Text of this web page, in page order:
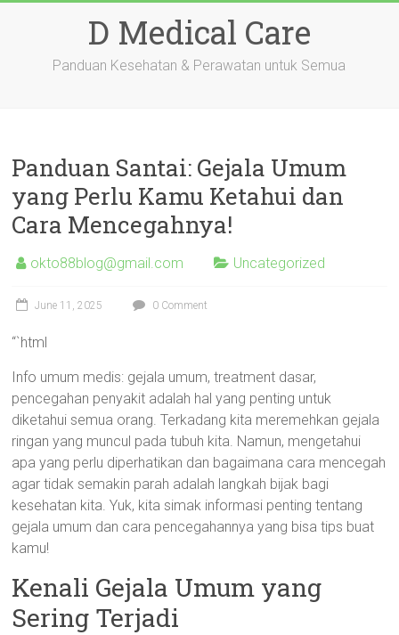
D Medical Care
Panduan Kesehatan & Perawatan untuk Semua
Panduan Santai: Gejala Umum
yang Perlu Kamu Ketahui dan
Cara Mencegahnya!
okto88blog@gmail.com Uncategorized
June 11, 2025 0 Comment
“`html
Info umum medis: gejala umum, treatment dasar,
pencegahan penyakit adalah hal yang penting untuk
diketahui semua orang. Terkadang kita meremehkan gejala
ringan yang muncul pada tubuh kita. Namun, mengetahui
apa yang perlu diperhatikan dan bagaimana cara mencegah
agar tidak semakin parah adalah langkah bijak bagi
kesehatan kita. Yuk, kita simak informasi penting tentang
gejala umum dan cara pencegahannya yang bisa tips buat
kamu!
Kenali Gejala Umum yang
Sering Terjadi